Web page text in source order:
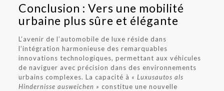
Conclusion : Vers une mobilité
urbaine plus sûre et élégante
L’avenir de l’automobile de luxe réside dans
l’intégration harmonieuse des remarquables
innovations technologiques, permettant aux véhicules
de naviguer avec précision dans des environnements
urbains complexes. La capacité à « Luxusautos als
Hindernisse ausweichen » constitue une nouvelle